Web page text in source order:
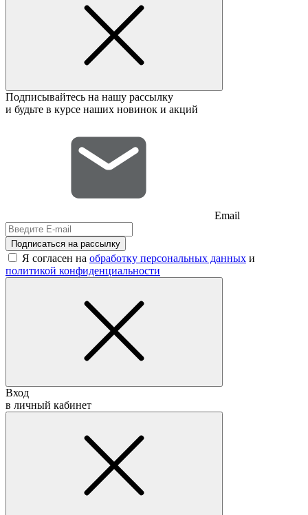
Подписывайтесь на нашу рассылку
и будьте в курсе наших новинок и акций
Email
Подписаться на рассылку
Я согласен на обработку персональных данных и
политикой конфиденциальности
Вход
в личный кабинет